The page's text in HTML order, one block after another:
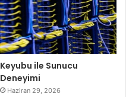
Keyubu ile Sunucu
Deneyimi
Haziran 29, 2026